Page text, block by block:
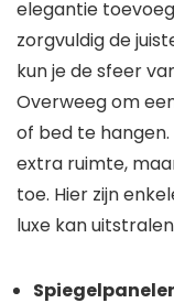
elegantie
zorgvuldig de
kun je de sfeer
Overweeg om
of bed te
extra ruimte,
toe. Hier zijn
luxe kan